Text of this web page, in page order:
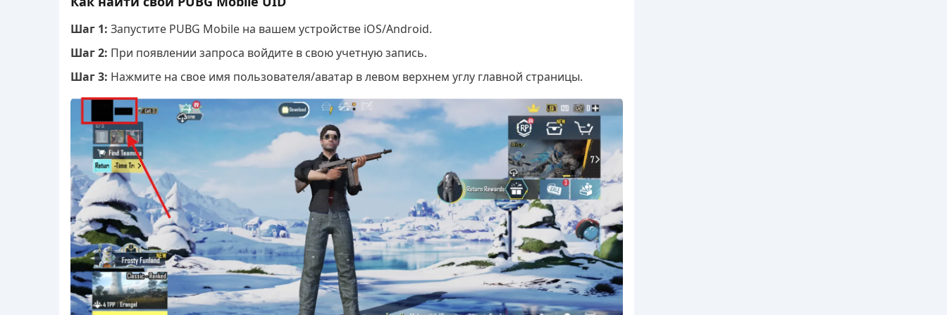
Шаг 1: Запустите PUBG Mobile на вашем устройстве iOS/Android.
Шаг 2: При появлении запроса войдите в свою учетную запись.
Шаг 3: Нажмите на свое имя пользователя/аватар в левом верхнем углу главной страницы.